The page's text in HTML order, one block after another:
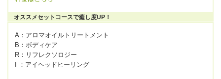
オススメセットコースで癒し度UP！
A：アロマオイルトリートメント
B：ボディケア
R：リフレクソロジー
I ：アイヘッドヒーリング